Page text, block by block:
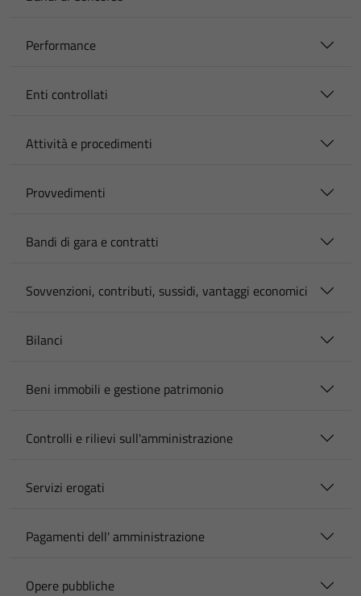
Performance
Enti controllati
Attività e procedimenti
Provvedimenti
Bandi di gara e contratti
Sovvenzioni, contributi, sussidi, vantaggi economici
Bilanci
Beni immobili e gestione patrimonio
Controlli e rilievi sull'amministrazione
Servizi erogati
Pagamenti dell' amministrazione
Opere pubbliche